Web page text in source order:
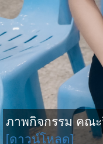
ภาพกิจกรรม คณะ
[ดาวน์โหลด]